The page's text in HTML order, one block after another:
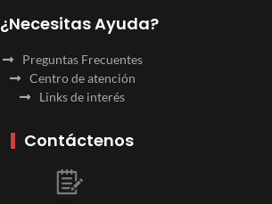
¿Necesitas Ayuda?
Preguntas Frecuentes
Centro de atención
Links de interés
Contáctenos